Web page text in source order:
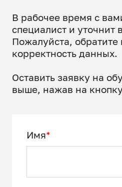
В рабочее время с
специалист и уточнит
Пожалуйста,
корректность данных.
Оставить заявку на
выше, нажав на кнопку
Имя*